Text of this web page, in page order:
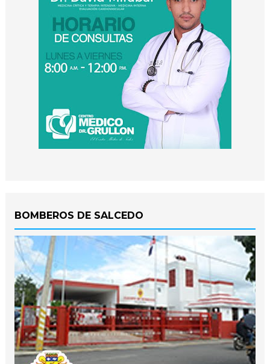
BOMBEROS DE SALCEDO